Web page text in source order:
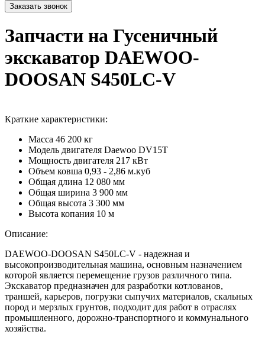
Запчасти на Гусеничный
экскаватор DAEWOO-
DOOSAN S450LC-V
Краткие характеристики:
Масса 46 200 кг
Модель двигателя Daewoo DV15T
Мощность двигателя 217 кВт
Объем ковша 0,93 - 2,86 м.куб
Общая длина 12 080 мм
Общая ширина 3 900 мм
Общая высота 3 300 мм
Высота копания 10 м
Описание:
DAEWOO-DOOSAN S450LC-V - надежная и
высокопроизводительная машина, основным назначением
которой является перемещение грузов различного типа.
Экскаватор предназначен для разработки котлованов,
траншей, карьеров, погрузки сыпучих материалов, скальных
пород и мерзлых грунтов, подходит для работ в отраслях
промышленного, дорожно-транспортного и коммунального
хозяйства.